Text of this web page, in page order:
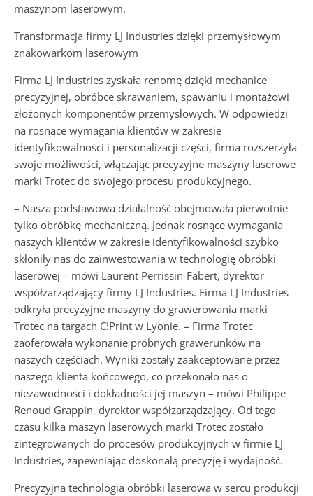
maszynom laserowym.
Transformacja firmy LJ Industries dzięki przemysłowym
znakowarkom laserowym
Firma LJ Industries zyskała renomę dzięki mechanice
precyzyjnej, obróbce skrawaniem, spawaniu i montażowi
złożonych komponentów przemysłowych. W odpowiedzi
na rosnące wymagania klientów w zakresie
identyfikowalności i personalizacji części, firma rozszerzyła
swoje możliwości, włączając precyzyjne maszyny laserowe
marki Trotec do swojego procesu produkcyjnego.
– Nasza podstawowa działalność obejmowała pierwotnie
tylko obróbkę mechaniczną. Jednak rosnące wymagania
naszych klientów w zakresie identyfikowalności szybko
skłoniły nas do zainwestowania w technologię obróbki
laserowej – mówi Laurent Perrissin-Fabert, dyrektor
współzarządzający firmy LJ Industries. Firma LJ Industries
odkryła precyzyjne maszyny do grawerowania marki
Trotec na targach C!Print w Lyonie. – Firma Trotec
zaoferowała wykonanie próbnych grawerunków na
naszych częściach. Wyniki zostały zaakceptowane przez
naszego klienta końcowego, co przekonało nas o
niezawodności i dokładności jej maszyn – mówi Philippe
Renoud Grappin, dyrektor współzarządzający. Od tego
czasu kilka maszyn laserowych marki Trotec zostało
zintegrowanych do procesów produkcyjnych w firmie LJ
Industries, zapewniając doskonałą precyzję i wydajność.
Precyzyjna technologia obróbki laserowa w sercu produkcji